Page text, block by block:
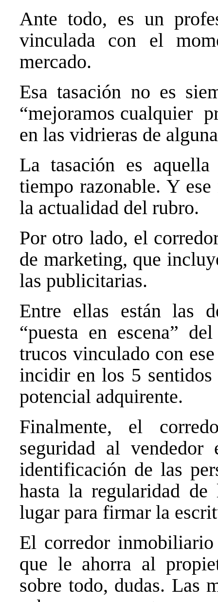
Ante todo, es un
vinculada con el
mercado.
Esa tasación no es
“mejoramos cualquier
en las vidrieras de
La tasación es
tiempo razonable. Y
la actualidad del rubro.
Por otro lado, el
de marketing, que
las publicitarias.
Entre ellas están las
“puesta en escena”
trucos vinculado con
incidir en los 5
potencial adquirente.
Finalmente, el
seguridad al vendedor
identificación de las
hasta la regularidad
lugar para firmar la
El corredor
que le ahorra al
sobre todo, dudas. Las